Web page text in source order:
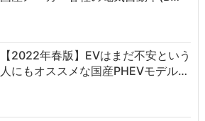
【2022年春版】EVはまだ不安という
人にもオススメな国産PHEVモデル…